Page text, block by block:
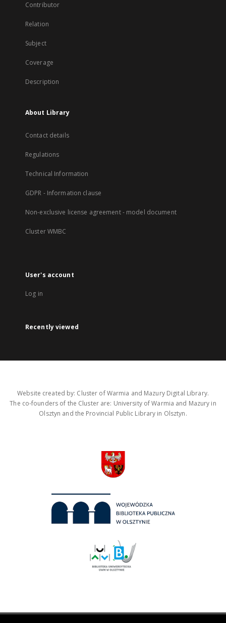
Contributor
Relation
Subject
Coverage
Description
About Library
Contact details
Regulations
Technical Information
GDPR - Information clause
Non-exclusive license agreement - model document
Cluster WMBC
User's account
Log in
Recently viewed
Website created by: Cluster of Warmia and Mazury Digital Library.
The co-founders of the Cluster are: University of Warmia and Mazury in
Olsztyn and the Provincial Public Library in Olsztyn.